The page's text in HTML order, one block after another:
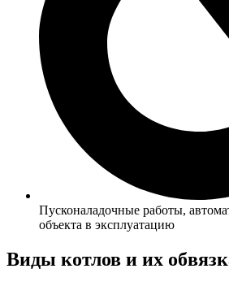
Пусконаладочные работы,
объекта в эксплуатацию
Виды котлов и их